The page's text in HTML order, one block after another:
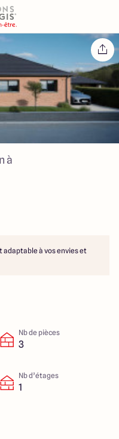
à
à vos envies et
Nb de pièces
3
Nb d’étages
1